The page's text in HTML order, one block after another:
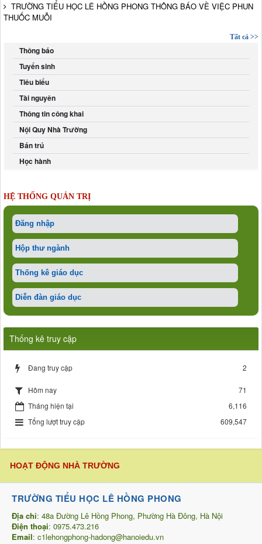
TRƯỜNG TIỂU HỌC LÊ HỒNG PHONG THÔNG BÁO VỀ VIỆC PHUN
THUỐC MUỖI
Tất cả >>
Thông báo
Tuyển sinh
Tiêu biểu
Tài nguyên
Thông tin công khai
Nội Quy Nhà Trường
Bán trú
Học hành
HỆ THỐNG QUẢN TRỊ
Đăng nhập
Hộp thư ngành
Thống kê giáo dục
Diễn đàn giáo dục
Thống kê truy cập
Đang truy cập 2
Hôm nay
71
Tháng hiện tại
6,116
Tổng lượt truy cập
609,547
HOẠT ĐỘNG NHÀ TRƯỜNG
TRƯỜNG TIỂU HỌC LÊ HỒNG PHONG
Địa chỉ: 48a Đường Lê Hồng Phong, Phường Hà Đông, Hà Nội
Điện thoại: 0975.473.216
Email: c1lehongphong-hadong@hanoiedu.vn